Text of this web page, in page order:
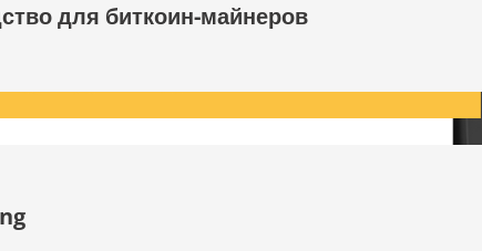
для биткоин-майнеров